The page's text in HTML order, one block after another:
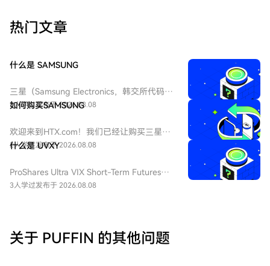
热门文章
什么是 SAMSUNG
三星（Samsung Electronics，韩交所代码：
005930，股票代码SAMSUNG），中文：三
跨国科技巨头，在半导体、移动通信、消费
电子等多领域具备极强行业竞争力，位列全
球头部存储芯片厂商。原生股票在韩交所挂
深度绑定全球半导体供应链与欧美资本市
场。
3人学过发布于 2026.08.08
如何购买SAMSUNG
欢迎来到HTX.com！我们已经让购买三星
（SAMSUNG）变得简单而便捷。跟随我们
第一步：创建您的HTX账户使用您的电子邮
件、手机号码注册一个免费账户在HTX上。
（SAMSUNG）。余额购买：使用您HTX账户
2人学过发布于 2026.08.08
什么是 UVXY
ProShares Ultra VIX Short-Term Futures
ETF（纽交所 Arca 代码：UVXY），中文：
基金通常用于在美股市场波动加剧或恐慌情
绪上升时进行短期对冲或投机。由于其杠杆
3人学过发布于 2026.08.08
关于 PUFFIN 的其他问题